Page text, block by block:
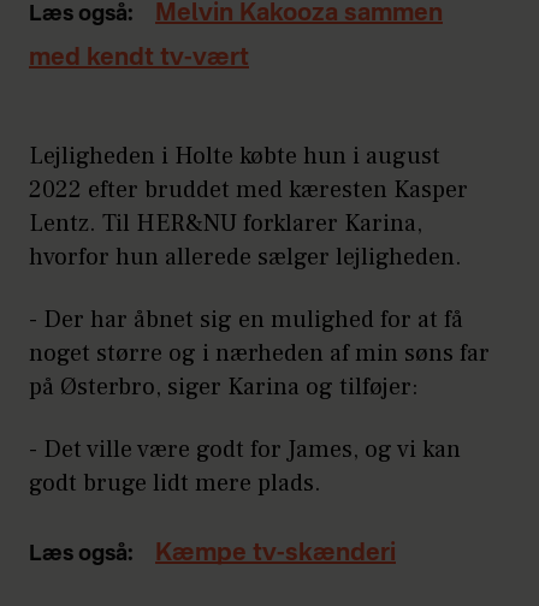
Læs også:
Melvin Kakooza sammen
med kendt tv-vært
Lejligheden i Holte købte hun i august
2022 efter bruddet med kæresten Kasper
Lentz. Til HER&NU forklarer Karina,
hvorfor hun allerede sælger lejligheden.
- Der har åbnet sig en mulighed for at få
noget større og i nærheden af min søns far
på Østerbro, siger Karina og tilføjer:
- Det ville være godt for James, og vi kan
godt bruge lidt mere plads.
Læs også: Kæmpe tv-skænderi